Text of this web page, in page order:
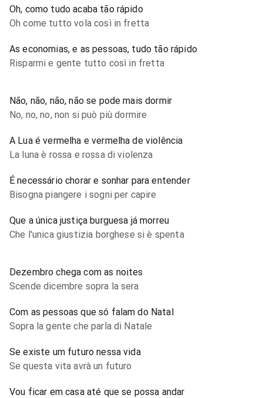
Oh, como tudo acaba tão rápido
Oh come tutto vola così in fretta
As economias, e as pessoas, tudo tão rápido
Risparmi e gente tutto così in fretta
Não, não, não, não se pode mais dormir
No, no, no, non si può più dormire
A Lua é vermelha e vermelha de violência
La luna è rossa e rossa di violenza
É necessário chorar e sonhar para entender
Bisogna piangere i sogni per capire
Que a única justiça burguesa já morreu
Che l'unica giustizia borghese si è spenta
Dezembro chega com as noites
Scende dicembre sopra la sera
Com as pessoas que só falam do Natal
Sopra la gente che parla di Natale
Se existe um futuro nessa vida
Se questa vita avrà un futuro
Vou ficar em casa até que se possa andar